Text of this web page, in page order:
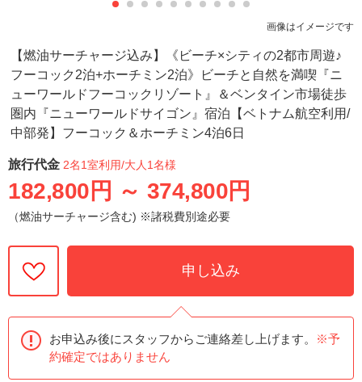
画像はイメージです
【燃油サーチャージ込み】《ビーチ×シティの2都市周遊♪
フーコック2泊+ホーチミン2泊》ビーチと自然を満喫『ニ
ューワールドフーコックリゾート』＆ベンタイン市場徒歩
圏内『ニューワールドサイゴン』宿泊【ベトナム航空利用/
中部発】フーコック＆ホーチミン4泊6日
旅行代金 2名1室利用/大人1名様
182,800円 ～ 374,800円
（燃油サーチャージ含む) ※諸税費別途必要
申し込み
お申込み後にスタッフからご連絡差し上げます。
※予
約確定ではありません